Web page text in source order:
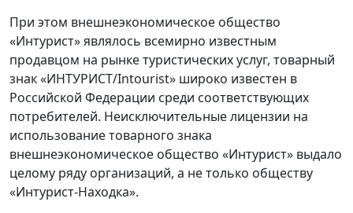
При этом внешнеэкономическое общество
«Интурист» являлось всемирно известным
продавцом на рынке туристических услуг, товарный
знак «ИНТУРИСТ/Intourist» широко известен в
Российской Федерации среди соответствующих
потребителей. Неисключительные лицензии на
использование товарного знака
внешнеэкономическое общество «Интурист» выдало
целому ряду организаций, а не только обществу
«Интурист-Находка».